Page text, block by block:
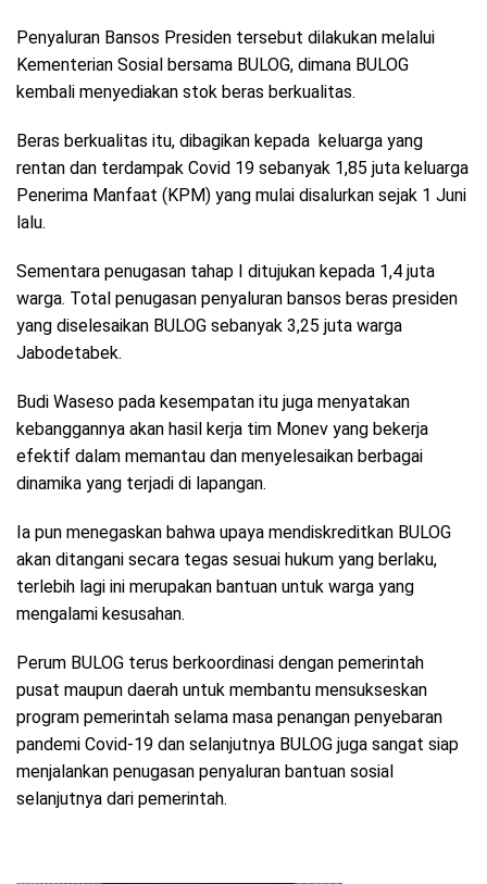
Penyaluran Bansos Presiden tersebut dilakukan melalui
Kementerian Sosial bersama BULOG, dimana BULOG
kembali menyediakan stok beras berkualitas.
Beras berkualitas itu, dibagikan kepada keluarga yang
rentan dan terdampak Covid 19 sebanyak 1,85 juta keluarga
Penerima Manfaat (KPM) yang mulai disalurkan sejak 1 Juni
lalu.
Sementara penugasan tahap I ditujukan kepada 1,4 juta
warga. Total penugasan penyaluran bansos beras presiden
yang diselesaikan BULOG sebanyak 3,25 juta warga
Jabodetabek.
Budi Waseso pada kesempatan itu juga menyatakan
kebanggannya akan hasil kerja tim Monev yang bekerja
efektif dalam memantau dan menyelesaikan berbagai
dinamika yang terjadi di lapangan.
Ia pun menegaskan bahwa upaya mendiskreditkan BULOG
akan ditangani secara tegas sesuai hukum yang berlaku,
terlebih lagi ini merupakan bantuan untuk warga yang
mengalami kesusahan.
Perum BULOG terus berkoordinasi dengan pemerintah
pusat maupun daerah untuk membantu mensukseskan
program pemerintah selama masa penangan penyebaran
pandemi Covid-19 dan selanjutnya BULOG juga sangat siap
menjalankan penugasan penyaluran bantuan sosial
selanjutnya dari pemerintah.